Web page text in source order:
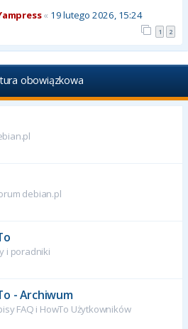
« 19 lutego 2026, 15:24
1 2
obowiązkowa
debian.pl
i poradniki
- Archiwum
FAQ i HowTo Użytkowników